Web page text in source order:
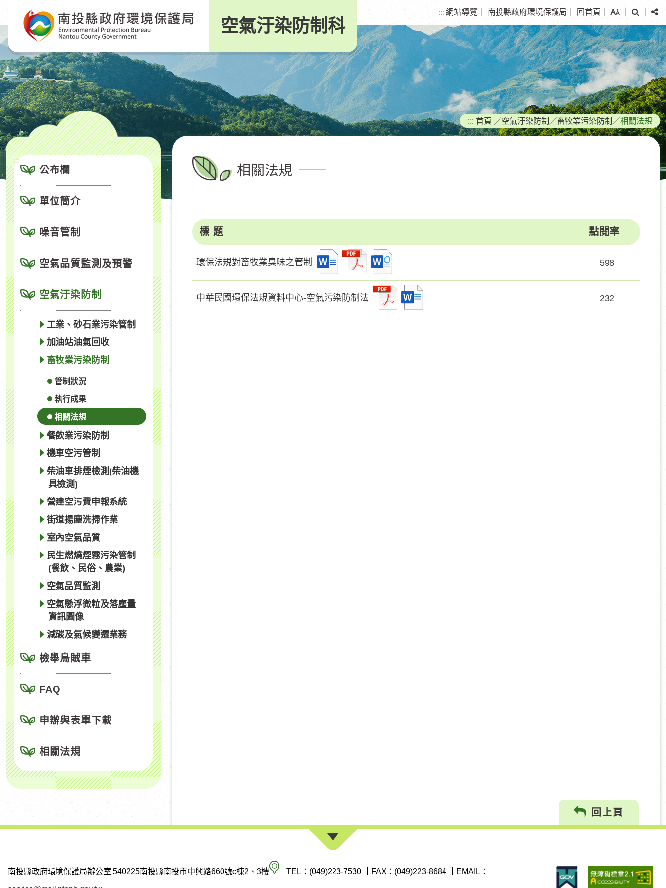
要
內
容
區
塊
空氣汙染防制科
::: 網站導覽 南投縣政府環境保護局 回首頁
尋
分
享
:::
公布欄
單位簡介
噪音管制
空氣品質監測及預警
空氣汙染防制
工業、砂石業污染管制
加油站油氣回收
畜牧業污染防制
管制狀況
執行成果
相關法規
餐飲業污染防制
機車空污管制
柴油車排煙檢測(柴油機
具檢測)
營建空污費申報系統
街道揚塵洗掃作業
室內空氣品質
民生燃燒煙霧污染管制
(餐飲、民俗、農業)
空氣品質監測
空氣懸浮微粒及落塵量
資訊圖像
減碳及氣候變遷業務
檢舉烏賊車
FAQ
申辦與表單下載
相關法規
::: 首頁 ／空氣汙染防制 ／畜牧業污染防制 ／相關法規
相關法規
標 題 點閱率
環保法規對畜牧業臭味之管制 598
中華民國環保法規資料中心-空氣污染防制法 232
回上頁
南投縣政府環境保護局辦公室 540225南投縣南投市中興路660號c棟2、3樓南 TEL：(049)223-7530 FAX：(049)223-8684 EMAIL：